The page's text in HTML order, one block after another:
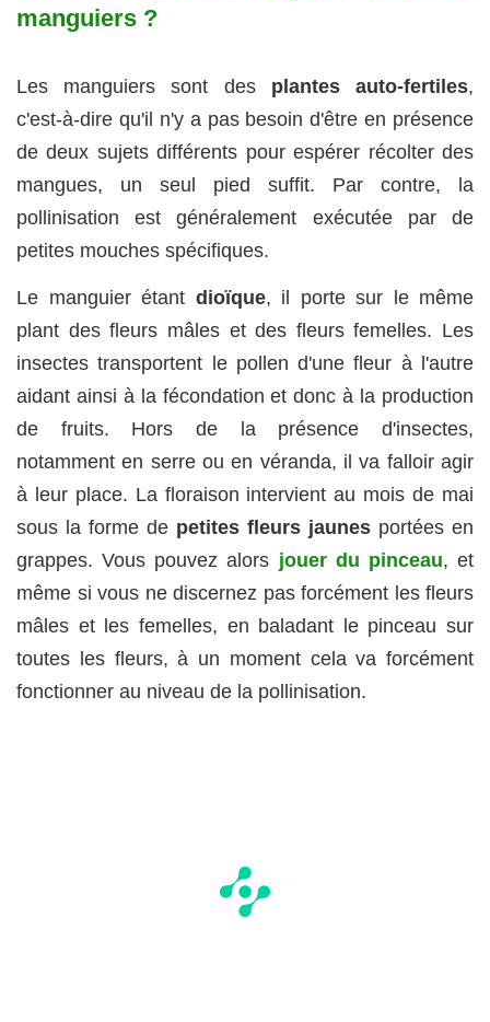
manguiers ?
Les manguiers sont des plantes auto-fertiles,
c'est-à-dire qu'il n'y a pas besoin d'être en présence
de deux sujets différents pour espérer récolter des
mangues, un seul pied suffit. Par contre, la
pollinisation est généralement exécutée par de
petites mouches spécifiques.
Le manguier étant dioïque, il porte sur le même
plant des fleurs mâles et des fleurs femelles. Les
insectes transportent le pollen d'une fleur à l'autre
aidant ainsi à la fécondation et donc à la production
de fruits. Hors de la présence d'insectes,
notamment en serre ou en véranda, il va falloir agir
à leur place. La floraison intervient au mois de mai
sous la forme de petites fleurs jaunes portées en
grappes. Vous pouvez alors jouer du pinceau, et
même si vous ne discernez pas forcément les fleurs
mâles et les femelles, en baladant le pinceau sur
toutes les fleurs, à un moment cela va forcément
fonctionner au niveau de la pollinisation.